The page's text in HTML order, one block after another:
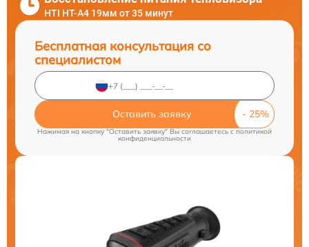
HTI HT-A4 19мм от 35 минут
Бесплатная консультация со
специалистом
Оставить заявку
Нажимая на кнопку "Оставить заявку" Вы соглашаетесь cполитикой
конфиденциальности